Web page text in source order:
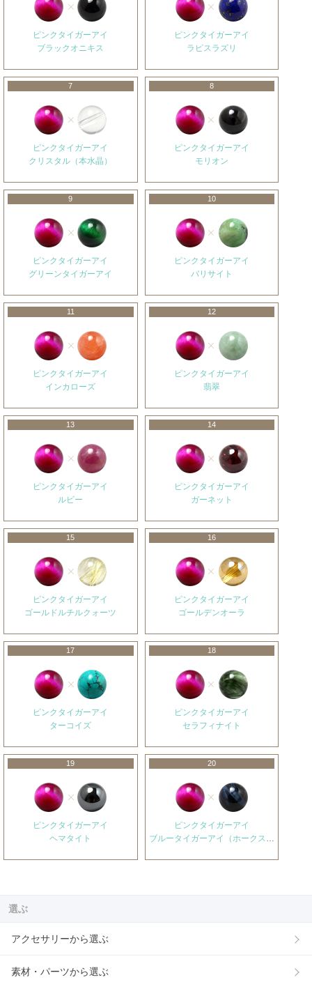
ピンクタイガーアイ
ブラックオニキス
ピンクタイガーアイ
ラピスラズリ
7
ピンクタイガーアイ
クリスタル（本水晶）
8
ピンクタイガーアイ
モリオン
9
ピンクタイガーアイ
グリーンタイガーアイ
10
ピンクタイガーアイ
バリサイト
11
ピンクタイガーアイ
インカローズ
12
ピンクタイガーアイ
翡翠
13
ピンクタイガーアイ
ルビー
14
ピンクタイガーアイ
ガーネット
15
ピンクタイガーアイ
ゴールドルチルクォーツ
16
ピンクタイガーアイ
ゴールデンオーラ
17
ピンクタイガーアイ
ターコイズ
18
ピンクタイガーアイ
セラフィナイト
19
ピンクタイガーアイ
ヘマタイト
20
ピンクタイガーアイ
ブルータイガーアイ（ホークスアイ）
選ぶ
アクセサリーから選ぶ
素材・パーツから選ぶ